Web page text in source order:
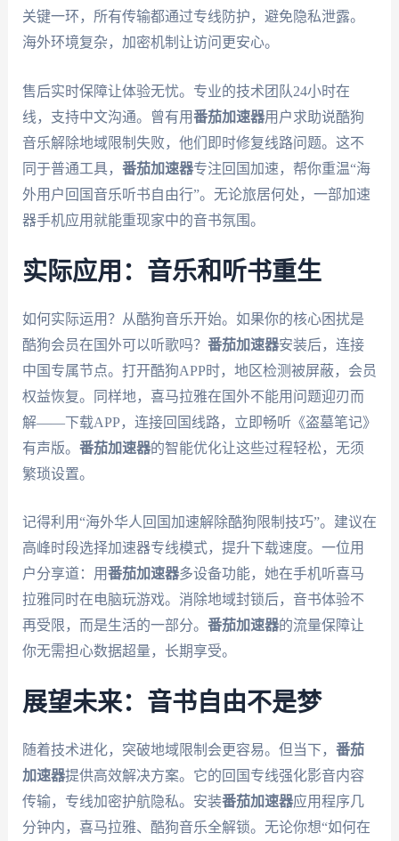
关键一环，所有传输都通过专线防护，避免隐私泄露。
海外环境复杂，加密机制让访问更安心。
售后实时保障让体验无忧。专业的技术团队24小时在
线，支持中文沟通。曾有用番茄加速器用户求助说酷狗
音乐解除地域限制失败，他们即时修复线路问题。这不
同于普通工具， 番茄加速器专注回国加速，帮你重温“海
外用户回国音乐听书自由行”。无论旅居何处，一部加速
器手机应用就能重现家中的音书氛围。
实际应用：音乐和听书重生
如何实际运用？从酷狗音乐开始。如果你的核心困扰是
酷狗会员在国外可以听歌吗？ 番茄加速器安装后，连接
中国专属节点。打开酷狗APP时，地区检测被屏蔽，会员
权益恢复。同样地，喜马拉雅在国外不能用问题迎刃而
解——下载APP，连接回国线路，立即畅听《盗墓笔记》
有声版。 番茄加速器的智能优化让这些过程轻松，无须
繁琐设置。
记得利用“海外华人回国加速解除酷狗限制技巧”。建议在
高峰时段选择加速器专线模式，提升下载速度。一位用
户分享道：用番茄加速器多设备功能，她在手机听喜马
拉雅同时在电脑玩游戏。消除地域封锁后，音书体验不
再受限，而是生活的一部分。 番茄加速器的流量保障让
你无需担心数据超量，长期享受。
展望未来：音书自由不是梦
随着技术进化，突破地域限制会更容易。但当下， 番茄
加速器提供高效解决方案。它的回国专线强化影音内容
传输，专线加密护航隐私。安装番茄加速器应用程序几
分钟内，喜马拉雅、酷狗音乐全解锁。无论你想“如何在